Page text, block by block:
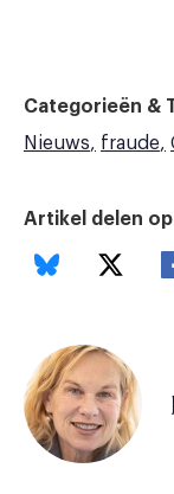
Categorieën &
Nieuws
fraude
Artikel delen op